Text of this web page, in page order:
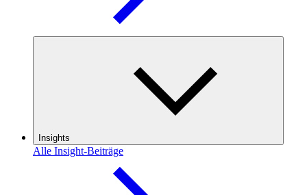
Insights
Alle Insight-Beiträge